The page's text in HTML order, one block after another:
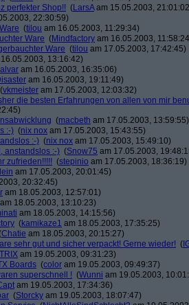
perfekter Shop!! (LarsAam 15.05.2003,
22:30:59)
(tilou am 16.05.2003, 11:29:34)
Ware (Mindfactory am 16.05.2003,
Ware (tilou am 17.05.2003, 17:42:45)
13:16:42)
alvar am 16.05.2003, 16:35:06)
am 16.05.2003, 19:11:49)
(vkmeister am 17.05.2003, 12:03:32)
die besten Erfahrungen von allen von mir
(macbeth am 17.05.2003, 13:59:55)
:-) (nix nox am 17.05.2003, 15:43:55)
:-) (nix nox am 17.05.2003, 15:49:10)
anstandslos :-) (Snow75 am 17.05.2003,
zufrieden!!!!! (stepinio am 17.05.2003, 18:36:19)
am 17.05.2003, 20:01:45)
20:32:45)
am 18.05.2003, 12:57:01)
am 18.05.2003, 13:10:23)
am 18.05.2003, 14:15:56)
(kamikaze1 am 18.05.2003, 17:35:25)
Chatie am 18.05.2003, 20:15:27)
sehr gut und sicher verpackt! Gerne wieder! (
am 19.05.2003, 09:31:23)
Boards (color am 19.05.2003, 09:49:37)
superschnell ! (Wunni am 19.05.2003,
am 19.05.2003, 17:34:36)
(Storcky am 19.05.2003, 18:07:47)